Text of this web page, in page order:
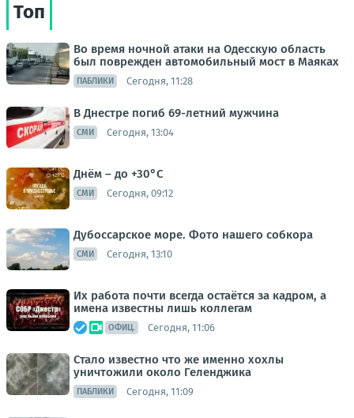
Топ
Во время ночной атаки на Одесскую область
был поврежден автомобильный мост в Маяках
ПАБЛИКИ Сегодня, 11:28
В Днестре погиб 69-летний мужчина
СМИ Сегодня, 13:04
Днём – до +30°С
СМИ Сегодня, 09:12
Дубоссарское море. Фото нашего собкора
СМИ Сегодня, 13:10
Их работа почти всегда остаётся за кадром, а
имена известны лишь коллегам
ОФИЦ. Сегодня, 11:06
Стало известно что же именно хохлы
уничтожили около Геленджика
ПАБЛИКИ Сегодня, 11:09